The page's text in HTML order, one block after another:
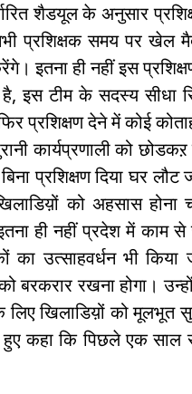
शैडयूल के अनुसार
प्रशिक्षक समय पर खेल
इतना ही नहीं इस
इस टीम के सदस्य सीधा
प्रशिक्षण देने में कोई
कार्यप्रणाली को
प्रशिक्षण दिया घर
को अहसास होना
ही नहीं प्रदेश में काम
का उत्साहवर्धन भी
बरकरार रखना होगा।
खिलाडिय़ों को मूलभूत
कहा कि पिछले एक साल